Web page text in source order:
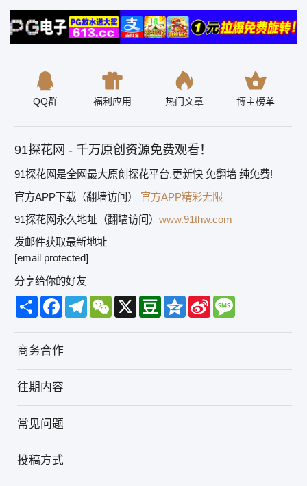
QQ群 福利应用 热门文章 博主榜单
91探花网 - 千万原创资源免费观看！
91探花网是全网最大原创探花平台,更新快 免翻墙 纯免费!
官方APP下载（翻墙访问）
官方APP精彩无限
91探花网永久地址（翻墙访问） www.91thw.com
发邮件获取最新地址
[email protected]
分享给你的好友
Share FacebookTelegramWeChat
X DoubanQzoneSina
Weibo
Message
商务合作
往期内容
常见问题
投稿方式